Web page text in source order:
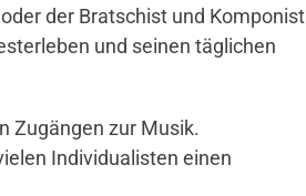
der Bratschist und Komponist
und seinen täglichen
Zugängen zur Musik.
Individualisten einen